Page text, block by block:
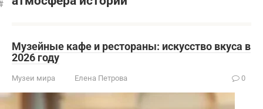
Музейные кафе и рестораны: искусство вкуса в
2026 году
Музеи мира Елена Петрова 0